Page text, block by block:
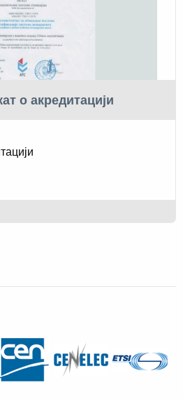
о акредитацији